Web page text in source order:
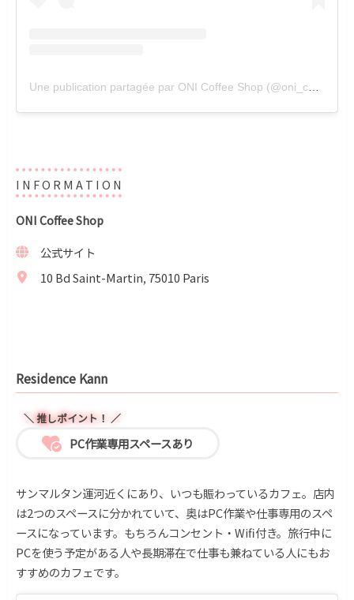
I N F O R M A T I O N
ONI Coffee Shop
公式サイト
10 Bd Saint-Martin, 75010 Paris
Residence Kann
＼ 推しポイント！ ／
PC作業専用スペースあり
サンマルタン運河近くにあり、いつも賑わっているカフェ。店内
は2つのスペースに分かれていて、奥はPC作業や仕事専用のスペ
ースになっています。もちろんコンセント・Wifi付き。旅行中に
PCを使う予定がある人や長期滞在で仕事も兼ねている人にもお
すすめのカフェです。